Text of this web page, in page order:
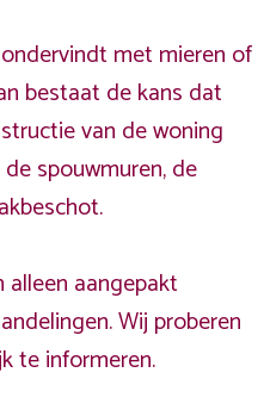
met mieren of
bestaat de kans dat
van de woning
spouwmuren, de
alleen aangepakt
Wij proberen
te informeren.